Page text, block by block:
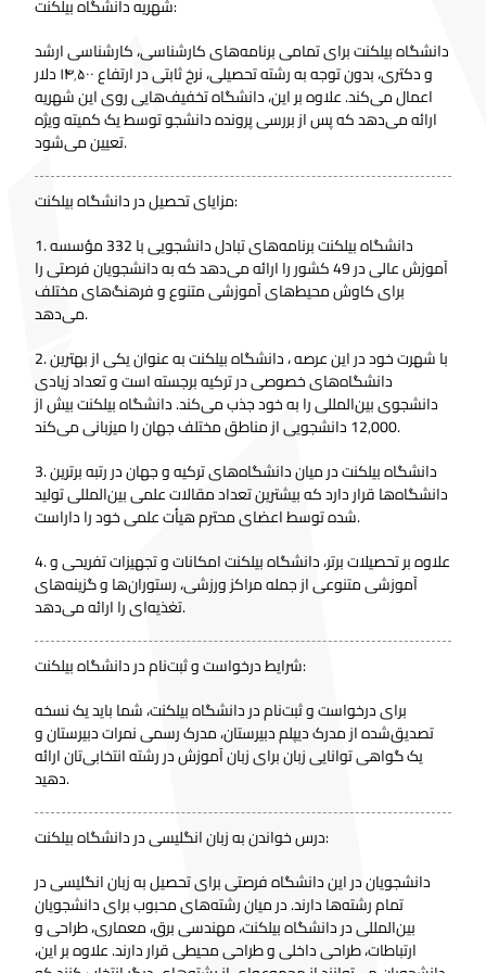
شهریه دانشگاه بیلکنت:
دانشگاه بیلکنت برای تمامی برنامه‌های کارشناسی، کارشناسی ارشد
و دکتری، بدون توجه به رشته تحصیلی، نرخ ثابتی در ارتفاع ۱۴٬۵۰۰ دلار
اعمال می‌کند. علاوه بر این، دانشگاه تخفیف‌هایی روی این شهریه
ارائه می‌دهد که پس از بررسی پرونده دانشجو توسط یک کمیته ویژه
تعیین می‌شود.
مزایای تحصیل در دانشگاه بیلکنت:
1. دانشگاه بیلکنت برنامه‌های تبادل دانشجویی با 332 مؤسسه
آموزش عالی در 49 کشور را ارائه می‌دهد که به دانشجویان فرصتی را
برای کاوش محیط‌های آموزشی متنوع و فرهنگ‌های مختلف
می‌دهد.
2. با شهرت خود در این عرصه ، دانشگاه بیلکنت به عنوان یکی از بهترین
دانشگاه‌های خصوصی در ترکیه برجسته است و تعداد زیادی
دانشجوی بین‌المللی را به خود جذب می‌کند. دانشگاه بیلکنت بیش از
12,000 دانشجویی از مناطق مختلف جهان را میزبانی می‌کند.
3. دانشگاه بیلکنت در میان دانشگاه‌های ترکیه و جهان در رتبه برترین
دانشگاه‌ها قرار دارد که بیشترین تعداد مقالات علمی بین‌المللی تولید
شده توسط اعضای محترم هیأت علمی خود را داراست.
4. علاوه بر تحصیلات برتر، دانشگاه بیلکنت امکانات و تجهیزات تفریحی و
آموزشی متنوعی از جمله مراکز ورزشی، رستوران‌ها و گزینه‌های
تغذیه‌ای را ارائه می‌دهد.
شرایط درخواست و ثبت‌نام در دانشگاه بیلکنت:
برای درخواست و ثبت‌نام در دانشگاه بیلکنت، شما باید یک نسخه
تصدیق‌شده از مدرک دیپلم دبیرستان، مدرک رسمی نمرات دبیرستان و
یک گواهی توانایی زبان برای زبان آموزش در رشته انتخابی‌تان ارائه
دهید.
درس خواندن به زبان انگلیسی در دانشگاه بیلکنت:
دانشجویان در این دانشگاه فرصتی برای تحصیل به زبان انگلیسی در
تمام رشته‌ها دارند. در میان رشته‌های محبوب برای دانشجویان
بین‌المللی در دانشگاه بیلکنت، مهندسی برق، معماری، طراحی و
ارتباطات، طراحی داخلی و طراحی محیطی قرار دارند. علاوه بر این،